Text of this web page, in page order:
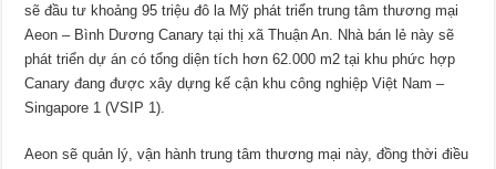
sẽ đầu tư khoảng 95 triệu đô la Mỹ phát triển trung tâm thương mại
Aeon – Bình Dương Canary tại thị xã Thuận An. Nhà bán lẻ này sẽ
phát triển dự án có tổng diện tích hơn 62.000 m2 tại khu phức hợp
Canary đang được xây dựng kế cận khu công nghiệp Việt Nam –
Singapore 1 (VSIP 1).
Aeon sẽ quản lý, vận hành trung tâm thương mại này, đồng thời điều